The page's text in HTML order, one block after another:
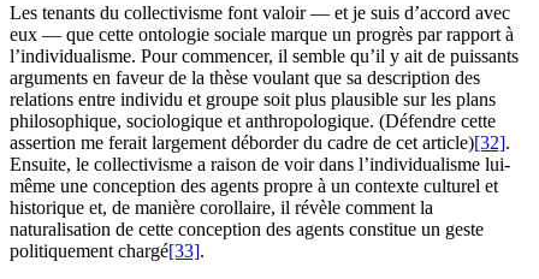
Les tenants du collectivisme font valoir — et je suis d’accord avec
eux — que cette ontologie sociale marque un progrès par rapport à
l’individualisme. Pour commencer, il semble qu’il y ait de puissants
arguments en faveur de la thèse voulant que sa description des
relations entre individu et groupe soit plus plausible sur les plans
philosophique, sociologique et anthropologique. (Défendre cette
assertion me ferait largement déborder du cadre de cet article)[32].
Ensuite, le collectivisme a raison de voir dans l’individualisme lui-
même une conception des agents propre à un contexte culturel et
historique et, de manière corollaire, il révèle comment la
naturalisation de cette conception des agents constitue un geste
politiquement chargé[33].